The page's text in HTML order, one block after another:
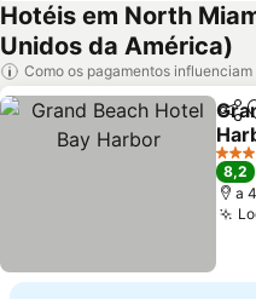
Hotéis em North
Unidos da América)
Como os pagamentos
Ver
4
8,2
a